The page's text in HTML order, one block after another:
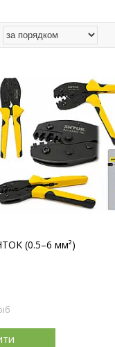
(0.5–6 мм²)